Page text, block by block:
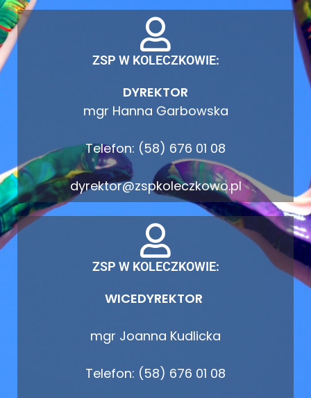
ZSP W KOLECZKOWIE:
DYREKTOR
mgr Hanna Garbowska
Telefon: (58) 676 01 08
dyrektor@zspkoleczkowo.pl
ZSP W KOLECZKOWIE:
WICEDYREKTOR
mgr Joanna Kudlicka
Telefon: (58) 676 01 08